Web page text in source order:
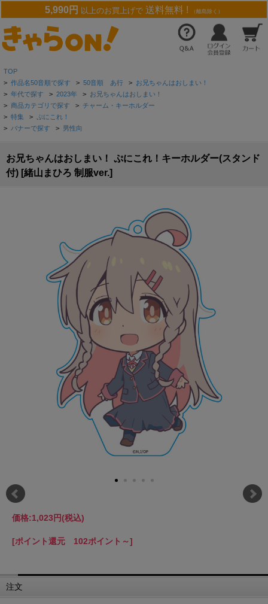
5,990円 以上のお買上げで 送料無料 ! （離島除く）
TOP
> 作品名50音順で探す > 50音順 あ行 > お兄ちゃんはおしまい！
> 年代で探す > 2023年 > お兄ちゃんはおしまい！
> 商品カテゴリで探す > チャーム・キーホルダー
> 特集 > ぷにこれ！
> バナーで探す > 男性向
お兄ちゃんはおしまい！ ぷにこれ！キーホルダー(スタンド
付) [緒山まひろ 制服ver.]
価格:1,023円(税込)
[ポイント還元 102ポイント～]
注文